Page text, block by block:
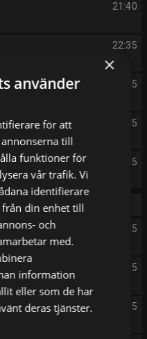
21:40
22:35
23:25
00:25
00:55
16:55
17:45
18:35
×
använder
för att
till
funktioner för
vår trafik. Vi
identifierare
din enhet till
och
med.
information
eller som de har
deras tjänster.